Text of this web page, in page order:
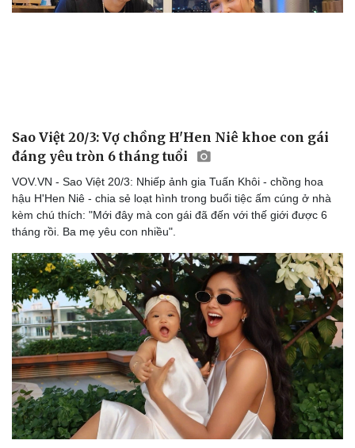
Văn học
Thời trang
Sao Việt 20/3: Vợ chồng H'Hen Niê khoe con gái
đáng yêu tròn 6 tháng tuổi
VOV.VN - Sao Việt 20/3: Nhiếp ảnh gia Tuấn Khôi - chồng hoa
hậu H'Hen Niê - chia sẻ loạt hình trong buổi tiệc ấm cúng ở nhà
kèm chú thích: "Mới đây mà con gái đã đến với thế giới được 6
tháng rồi. Ba mẹ yêu con nhiều".